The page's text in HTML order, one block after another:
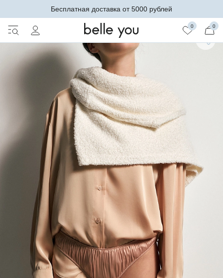
Бесплатная доставка от 5000 рублей
0 0